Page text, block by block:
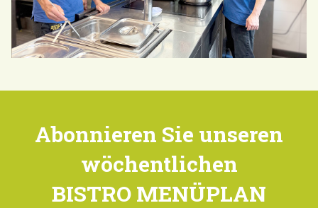
Abonnieren Sie unseren
wöchentlichen
BISTRO MENÜPLAN